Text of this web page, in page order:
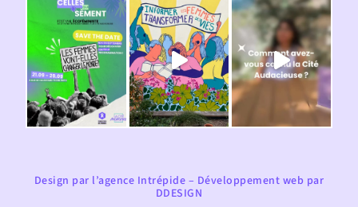
Design par l’agence Intrépide – Développement web par
DDESIGN